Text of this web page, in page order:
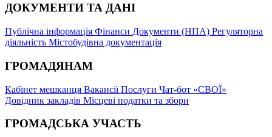
ДОКУМЕНТИ ТА ДАНІ
Публічна інформація Фінанси Документи (НПА) Регуляторна
діяльність Містобудівна документація
ГРОМАДЯНАМ
Кабінет мешканця ВакансіїПослуги Чат-бот «СВОЇ»
Довідник закладів Місцеві податки та збори
ГРОМАДСЬКА УЧАСТЬ